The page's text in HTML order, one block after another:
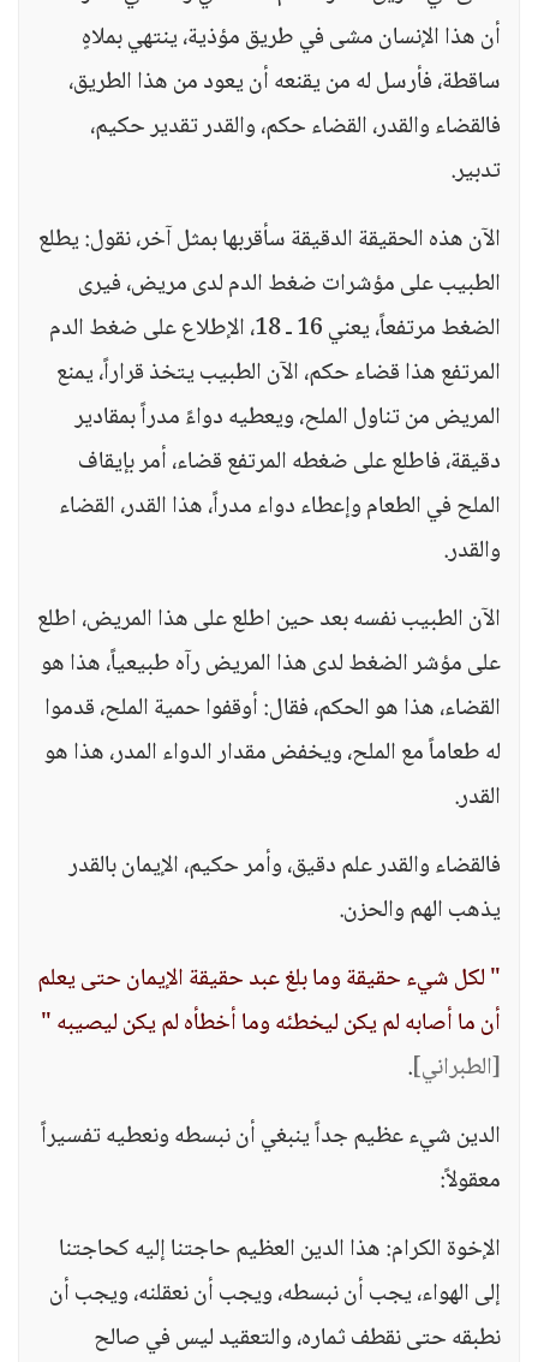
أن هذا الإنسان مشى في طريق مؤذية، ينتهي بملاهٍ
ساقطة، فأرسل له من يقنعه أن يعود من هذا الطريق،
فالقضاء والقدر، القضاء حكم، والقدر تقدير حكيم،
تدبير.
الآن هذه الحقيقة الدقيقة سأقربها بمثل آخر، نقول: يطلع
الطبيب على مؤشرات ضغط الدم لدى مريض، فيرى
الضغط مرتفعاً، يعني 16 ـ 18، الإطلاع على ضغط الدم
المرتفع هذا قضاء حكم، الآن الطبيب يتخذ قراراً، يمنع
المريض من تناول الملح، ويعطيه دواءً مدراً بمقادير
دقيقة، فاطلع على ضغطه المرتفع قضاء، أمر بإيقاف
الملح في الطعام وإعطاء دواء مدراً، هذا القدر، القضاء
والقدر.
الآن الطبيب نفسه بعد حين اطلع على هذا المريض، اطلع
على مؤشر الضغط لدى هذا المريض رآه طبيعياً، هذا هو
القضاء، هذا هو الحكم، فقال: أوقفوا حمية الملح، قدموا
له طعاماً مع الملح، ويخفض مقدار الدواء المدر، هذا هو
القدر.
فالقضاء والقدر علم دقيق، وأمر حكيم، الإيمان بالقدر
يذهب الهم والحزن.
" لكل شيء حقيقة وما بلغ عبد حقيقة الإيمان حتى يعلم
أن ما أصابه لم يكن ليخطئه وما أخطأه لم يكن ليصيبه "
[الطبراني].
الدين شيء عظيم جداً ينبغي أن نبسطه ونعطيه تفسيراً
معقولاً:
الإخوة الكرام: هذا الدين العظيم حاجتنا إليه كحاجتنا
إلى الهواء، يجب أن نبسطه، ويجب أن نعقلنه، ويجب أن
نطبقه حتى نقطف ثماره، والتعقيد ليس في صالح